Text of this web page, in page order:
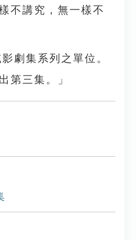
不講究，無一樣不
劇集系列之單位。
第三集。」